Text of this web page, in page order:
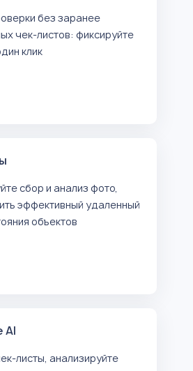
без заранее
чек-листов: фиксируйте
клик
сбор и анализ фото,
эффективный удаленный
объектов
AI
листы, анализируйте